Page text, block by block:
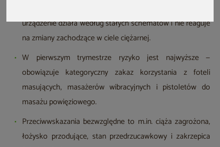
urządzenie działa według stałych schematów i nie reaguje
na zmiany zachodzące w ciele ciężarnej.
W pierwszym trymestrze ryzyko jest najwyższe —
obowiązuje kategoryczny zakaz korzystania z foteli
masujących, masażerów wibracyjnych i pistoletów do
masażu powięziowego.
Przeciwwskazania bezwzględne to m.in. ciąża zagrożona,
łożysko przodujące, stan przedrzucawkowy i zakrzepica